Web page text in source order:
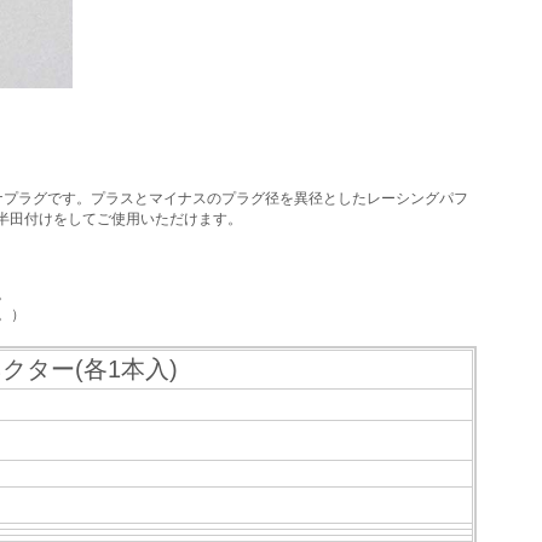
ラグです。プラスとマイナスのプラグ径を異径としたレーシングパフ
付けをしてご使用いただけます。
）
ター(各1本入)